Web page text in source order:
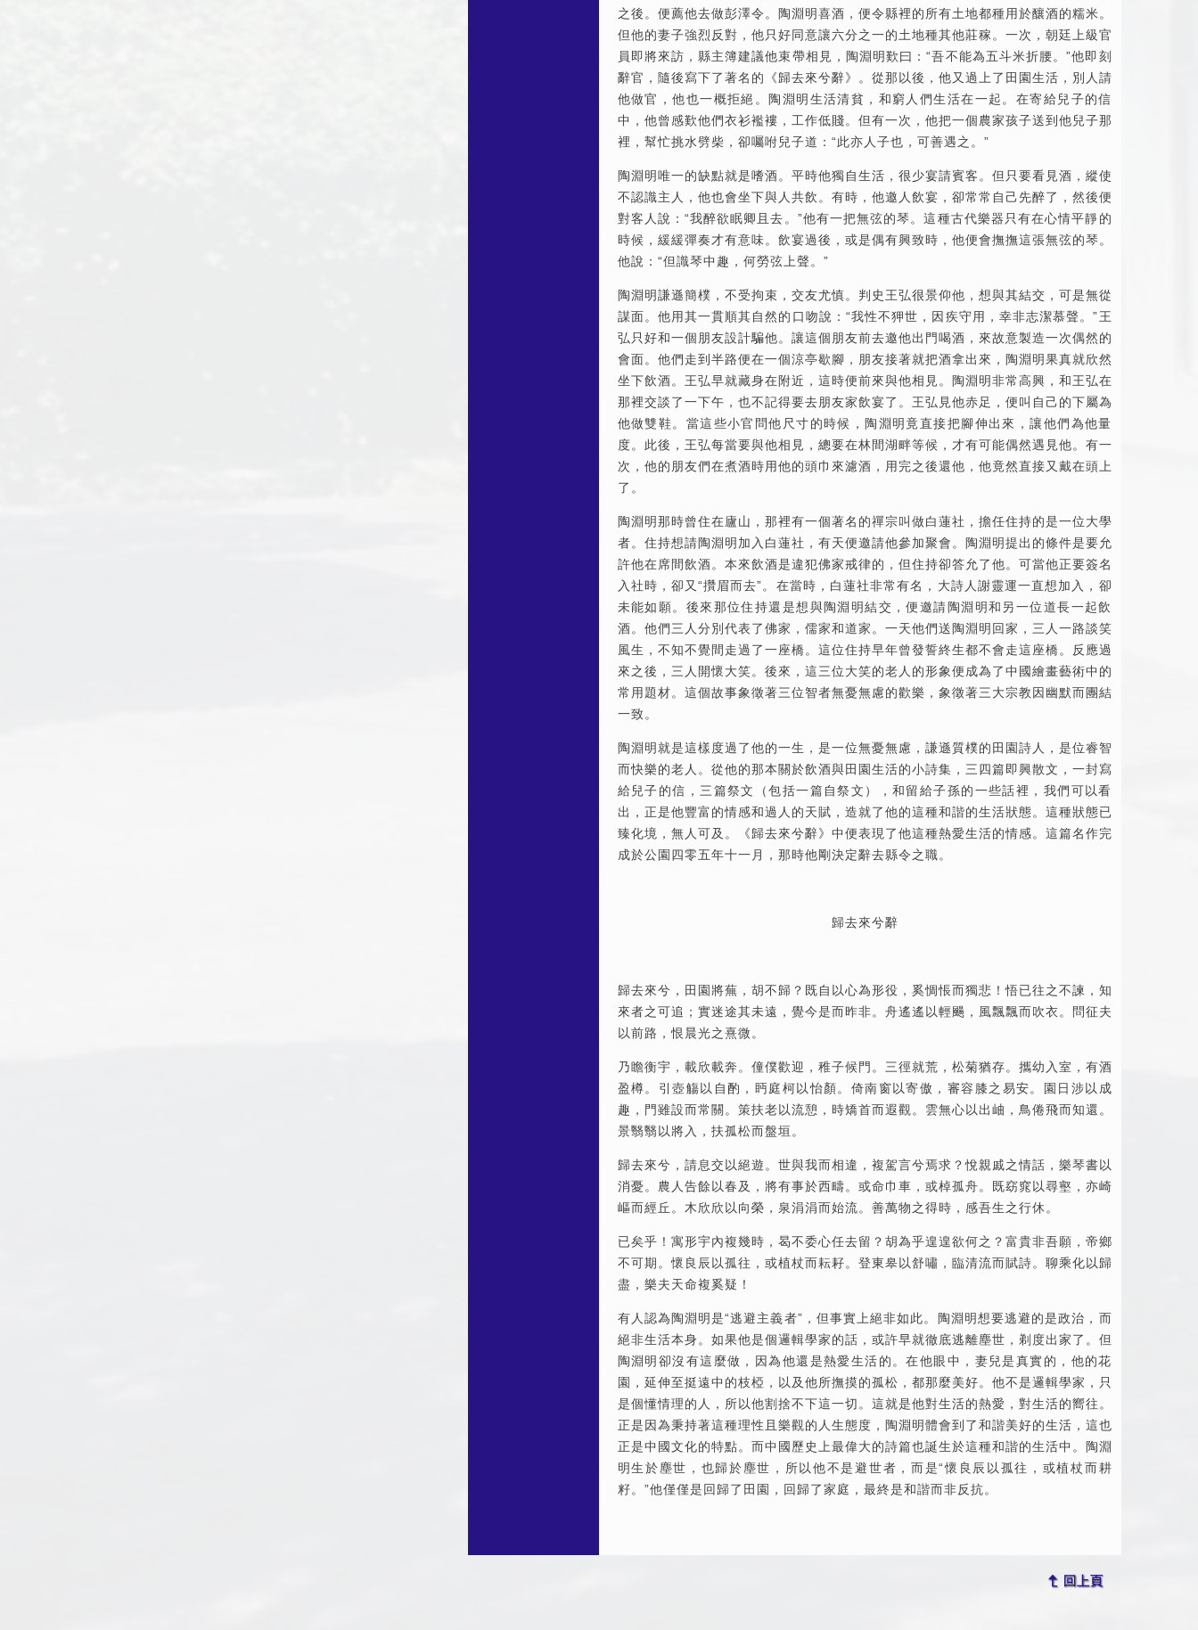
之後。便薦他去做彭澤令。陶淵明喜酒，便令縣裡的所有土地都種用於釀酒的糯米。
但他的妻子強烈反對，他只好同意讓六分之一的土地種其他莊稼。一次，朝廷上級官
員即將來訪，縣主簿建議他束帶相見，陶淵明歎曰：“吾不能為五斗米折腰。”他即刻
辭官，隨後寫下了著名的《歸去來兮辭》。從那以後，他又過上了田園生活，別人請
他做官，他也一概拒絕。陶淵明生活清貧，和窮人們生活在一起。在寄給兒子的信
中，他曾感歎他們衣衫襤褸，工作低賤。但有一次，他把一個農家孩子送到他兒子那
裡，幫忙挑水劈柴，卻囑咐兒子道：“此亦人子也，可善遇之。”
陶淵明唯一的缺點就是嗜酒。平時他獨自生活，很少宴請賓客。但只要看見酒，縱使
不認識主人，他也會坐下與人共飲。有時，他邀人飲宴，卻常常自己先醉了，然後便
對客人說：“我醉欲眠卿且去。”他有一把無弦的琴。這種古代樂器只有在心情平靜的
時候，緩緩彈奏才有意味。飲宴過後，或是偶有興致時，他便會撫撫這張無弦的琴。
他說：“但識琴中趣，何勞弦上聲。”
陶淵明謙遜簡樸，不受拘束，交友尤慎。判史王弘很景仰他，想與其結交，可是無從
謀面。他用其一貫順其自然的口吻說：“我性不狎世，因疾守用，幸非志潔慕聲。”王
弘只好和一個朋友設計騙他。讓這個朋友前去邀他出門喝酒，來故意製造一次偶然的
會面。他們走到半路便在一個涼亭歇腳，朋友接著就把酒拿出來，陶淵明果真就欣然
坐下飲酒。王弘早就藏身在附近，這時便前來與他相見。陶淵明非常高興，和王弘在
那裡交談了一下午，也不記得要去朋友家飲宴了。王弘見他赤足，便叫自己的下屬為
他做雙鞋。當這些小官問他尺寸的時候，陶淵明竟直接把腳伸出來，讓他們為他量
度。此後，王弘每當要與他相見，總要在林間湖畔等候，才有可能偶然遇見他。有一
次，他的朋友們在煮酒時用他的頭巾來濾酒，用完之後還他，他竟然直接又戴在頭上
了。
陶淵明那時曾住在廬山，那裡有一個著名的禪宗叫做白蓮社，擔任住持的是一位大學
者。住持想請陶淵明加入白蓮社，有天便邀請他參加聚會。陶淵明提出的條件是要允
許他在席間飲酒。本來飲酒是違犯佛家戒律的，但住持卻答允了他。可當他正要簽名
入社時，卻又“攢眉而去”。在當時，白蓮社非常有名，大詩人謝靈運一直想加入，卻
未能如願。後來那位住持還是想與陶淵明結交，便邀請陶淵明和另一位道長一起飲
酒。他們三人分別代表了佛家，儒家和道家。一天他們送陶淵明回家，三人一路談笑
風生，不知不覺間走過了一座橋。這位住持早年曾發誓終生都不會走這座橋。反應過
來之後，三人開懷大笑。後來，這三位大笑的老人的形象便成為了中國繪畫藝術中的
常用題材。這個故事象徵著三位智者無憂無慮的歡樂，象徵著三大宗教因幽默而團結
一致。
陶淵明就是這樣度過了他的一生，是一位無憂無慮，謙遜質樸的田園詩人，是位睿智
而快樂的老人。從他的那本關於飲酒與田園生活的小詩集，三四篇即興散文，一封寫
給兒子的信，三篇祭文（包括一篇自祭文），和留給子孫的一些話裡，我們可以看
出，正是他豐富的情感和過人的天賦，造就了他的這種和諧的生活狀態。這種狀態已
臻化境，無人可及。《歸去來兮辭》中便表現了他這種熱愛生活的情感。這篇名作完
成於公園四零五年十一月，那時他剛決定辭去縣令之職。
歸去來兮辭
歸去來兮，田園將蕪， 胡不歸 ？既自以心為形役，奚惆悵而獨悲！悟已往之不諫，知
來者之可追；實迷途其未遠，覺今是而昨非。舟遙遙以輕颺，風飄飄而吹衣。問征夫
以前路，恨 晨光之熹微。
乃瞻衡宇，載欣載奔。僮僕歡迎，稚子候門。三徑就荒，松菊猶存。攜幼入室，有酒
盈樽。引壺觴以自酌，眄庭柯以怡顏。倚南窗以寄傲，審容膝之 易安。園日涉以成
趣，門雖設而常關。策扶老以流憩，時矯首而遐觀。雲無心以出岫，鳥倦飛而知還。
景翳翳以將入，扶孤松而盤垣。
歸去來兮，請息交以絕遊。世與我而相違，複駕言兮焉求？悅親戚之情話 ，樂琴書以
消憂。農人告餘以春及，將有事於西疇。或命巾車，或棹孤舟。既窈窕以尋壑，亦崎
嶇而經丘。木欣欣以 向榮 ，泉涓涓而始流。善萬物之得時，感吾生之行休。
已矣乎！寓形宇內複幾時，曷不委心任去留？胡為乎遑遑欲何之？富貴非吾願，帝鄉
不可期。懷良辰以孤往，或植杖而耘耔。登東皋以舒嘯， 臨清流而賦詩。聊乘化以歸
盡，樂夫天命複奚疑！
有人認為陶淵明是“逃避主義者”，但事實上絕非如此。陶淵明想要逃避的是政治，而
絕非生活本身。如果他是個邏輯學家的話，或許早就徹底逃離塵世，剃度出家了。但
陶淵明卻沒有這麼做，因為他還是熱愛生活的。在他眼中，妻兒是真實的，他的花
園，延伸至挺遠中的枝椏，以及他所撫摸的孤松，都那麼美好。他不是邏輯學家，只
是個懂情理的人，所以他割捨不下這一切。這就是他對生活的熱愛，對生活的嚮往。
正是因為秉持著這種理性且樂觀的人生態度，陶淵明體會到了和諧美好的生活，這也
正是中國文化的特點。而中國歷史上最偉大的詩篇也誕生於這種和諧的生活中。陶淵
明生於塵世，也歸於塵世，所以他不是避世者，而是“懷良辰以孤往，或植杖而耕
籽。”他僅僅是回歸了田園，回歸了家庭，最終是和諧而非反抗。